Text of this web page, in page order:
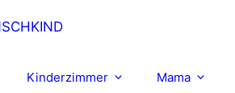
Kinderzimmer Mama